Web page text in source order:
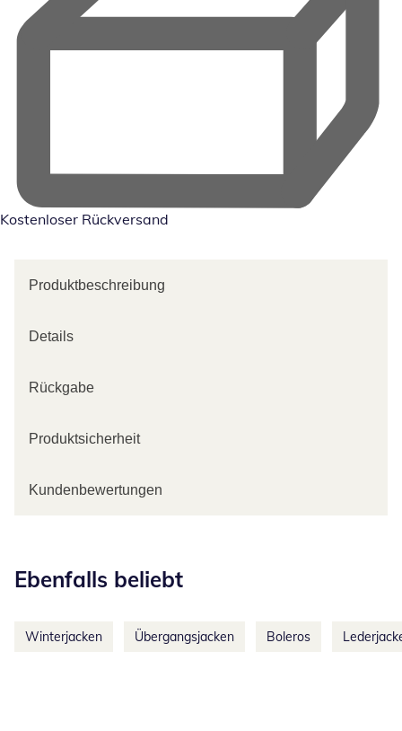
Kostenloser Rückversand
Produktbeschreibung
Details
Rückgabe
Produktsicherheit
Kundenbewertungen
Ebenfalls beliebt
Winterjacken Übergangsjacken Boleros